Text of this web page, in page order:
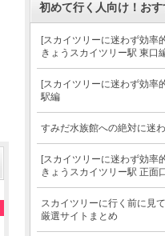
初めて行く人向け！お
[スカイツリーに迷わず効率
きょうスカイツリー駅 東口
[スカイツリーに迷わず効率
駅編
すみだ水族館への絶対に迷
[スカイツリーに迷わず効率
きょうスカイツリー駅 正面
スカイツリーに行く前に見
厳選サイトまとめ